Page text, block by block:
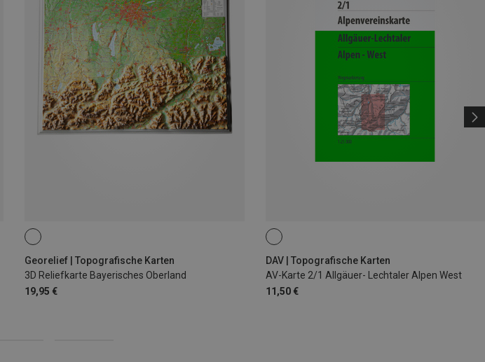
Georelief | Topografische Karten
3D Reliefkarte Bayerisches Oberland
19,95 €
DAV | Topografische Karten
AV-Karte 2/1 Allgäuer- Lechtaler Alpen West
11,50 €